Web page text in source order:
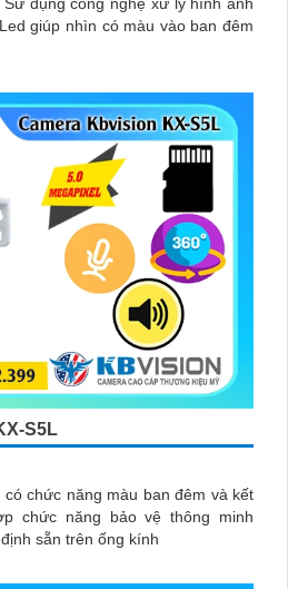
giúp nhìn có màu vào ban đêm
S5L
chức năng màu ban đêm và kết
sẵn trên ống kính